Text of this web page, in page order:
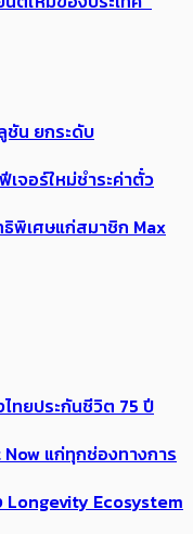
ชัน ยกระดับ
จอร์ใหม่ชำระค่าตั๋ว
พิเศษแก่สมาชิก Max
ไทยประกันชีวิต 75 ปี
แก่ทุกช่องทางการ
Longevity Ecosystem